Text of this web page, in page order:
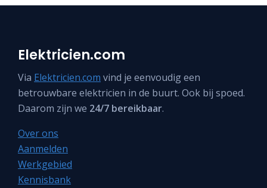
Elektricien.com
Via Elektricien.com vind je eenvoudig een
betrouwbare elektricien in de buurt. Ook bij spoed.
Daarom zijn we 24/7 bereikbaar.
Over ons
Aanmelden
Werkgebied
Kennisbank